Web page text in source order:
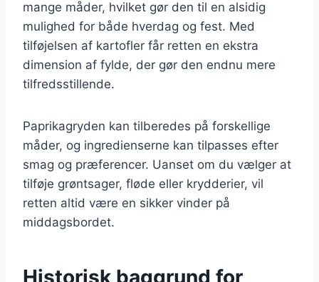
mange måder, hvilket gør den til en alsidig
mulighed for både hverdag og fest. Med
tilføjelsen af kartofler får retten en ekstra
dimension af fylde, der gør den endnu mere
tilfredsstillende.
Paprikagryden kan tilberedes på forskellige
måder, og ingredienserne kan tilpasses efter
smag og præferencer. Uanset om du vælger at
tilføje grøntsager, fløde eller krydderier, vil
retten altid være en sikker vinder på
middagsbordet.
Historisk baggrund for